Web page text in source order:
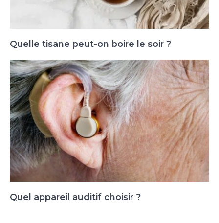
Quelle tisane peut-on boire le soir ?
Quel appareil auditif choisir ?